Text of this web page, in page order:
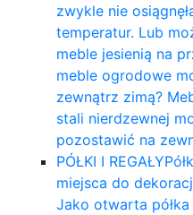
zwykle nie
temperatur. Lub
meble jesienią na
meble ogrodowe
zewnątrz zimą?
stali nierdzewnej
pozostawić na
PÓŁKI I REGAŁY
miejsca do
Jako otwarta